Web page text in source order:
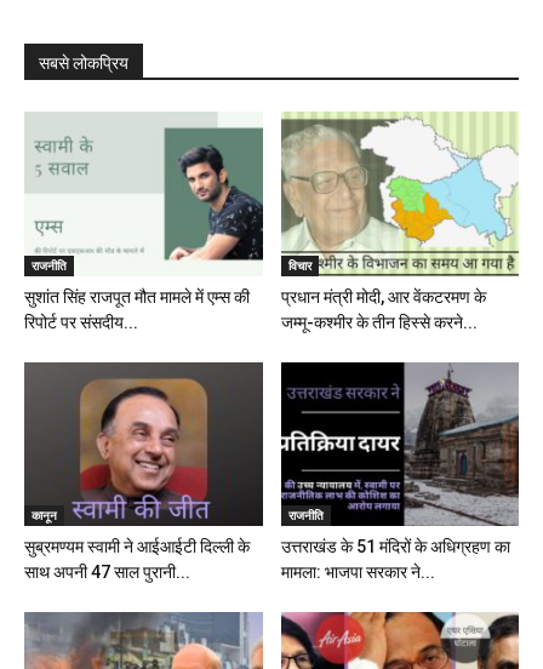
सबसे लोकप्रिय
राजनीति
सुशांत सिंह राजपूत मौत मामले में एम्स की
रिपोर्ट पर संसदीय...
विचार
प्रधान मंत्री मोदी, आर वेंकटरमण के
जम्मू-कश्मीर के तीन हिस्से करने...
कानून
सुब्रमण्यम स्वामी ने आईआईटी दिल्ली के
साथ अपनी 47 साल पुरानी...
राजनीति
उत्तराखंड के 51 मंदिरों के अधिग्रहण का
मामला: भाजपा सरकार ने...